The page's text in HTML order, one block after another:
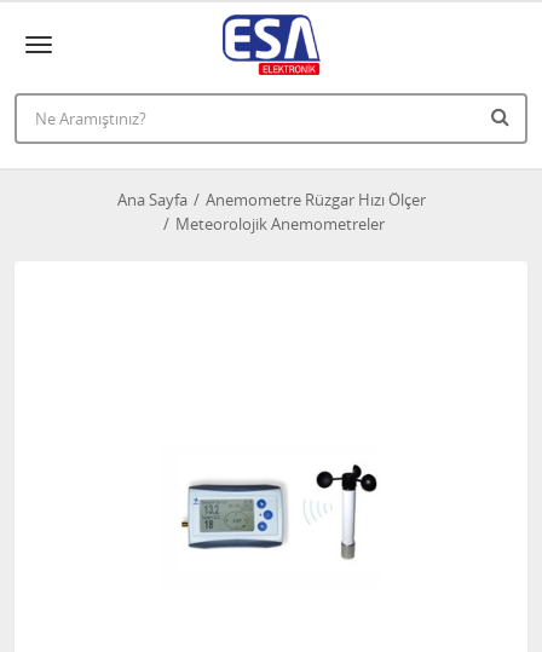
Ana Sayfa
Anemometre Rüzgar Hızı Ölçer
Meteorolojik Anemometreler